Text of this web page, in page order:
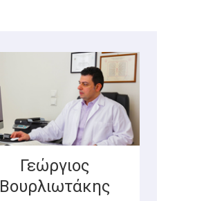
Γεώργιος
Βουρλιωτάκης